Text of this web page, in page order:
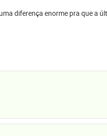
diferença enorme pra que a